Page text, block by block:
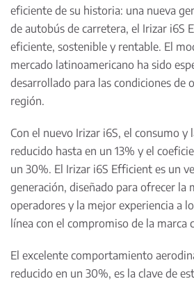
eficiente de su historia: una nueva
de autobús de carretera, el Irizar i6S
eficiente, sostenible y rentable. El
mercado latinoamericano ha sido
desarrollado para las condiciones de
región.
Con el nuevo Irizar i6S, el consumo y
reducido hasta en un 13% y el
un 30%. El Irizar i6S Efficient es un
generación, diseñado para ofrecer la
operadores y la mejor experiencia a
línea con el compromiso de la marca
El excelente comportamiento
reducido en un 30%, es la clave de